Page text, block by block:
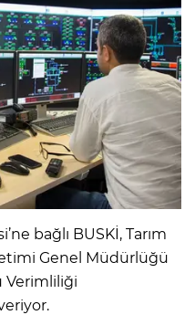
bağlı BUSKİ, Tarım
Genel Müdürlüğü
Verimliliği